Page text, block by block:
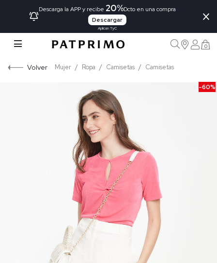
Descarga la APP y recibe 20%Dcto en una compra
Descargar
Aplican TyC
×
0
Volver Mujer Ropa Camisetas Camisetas
-60%